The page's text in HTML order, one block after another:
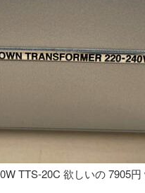
TTS-20C 欲しいの 7905円